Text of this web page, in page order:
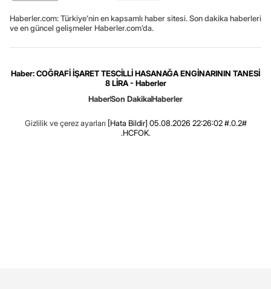
Haberler.com: Türkiye’nin en kapsamlı haber sitesi. Son dakika haberleri
ve en güncel gelişmeler Haberler.com’da.
Haber: COĞRAFİ İŞARET TESCİLLİ HASANAĞA ENGİNARININ TANESİ
8 LİRA - Haberler
HaberSon DakikaHaberler
Gizlilik ve çerez ayarları [Hata Bildir] 05.08.2026 22:26:02 #.0.2#
.HCFOK.